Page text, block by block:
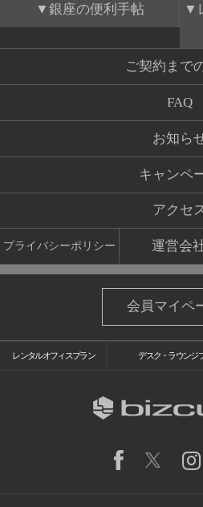
銀座の便利手帖
ご契約まで
FAQ
お知ら
キャンペ
アクセ
プライバシーポリシー 運営会
会員マイペ
レンタルオフィスプラン デスク・ラウンジ